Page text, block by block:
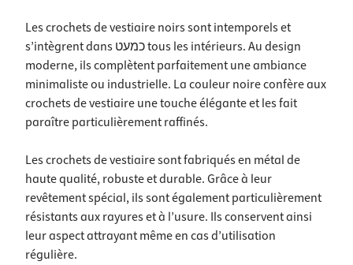
Les crochets de vestiaire noirs sont intemporels et
s’intègrent dans כמעט tous les intérieurs. Au design
moderne, ils complètent parfaitement une ambiance
minimaliste ou industrielle. La couleur noire confère aux
crochets de vestiaire une touche élégante et les fait
paraître particulièrement raffinés.
Les crochets de vestiaire sont fabriqués en métal de
haute qualité, robuste et durable. Grâce à leur
revêtement spécial, ils sont également particulièrement
résistants aux rayures et à l’usure. Ils conservent ainsi
leur aspect attrayant même en cas d’utilisation
régulière.